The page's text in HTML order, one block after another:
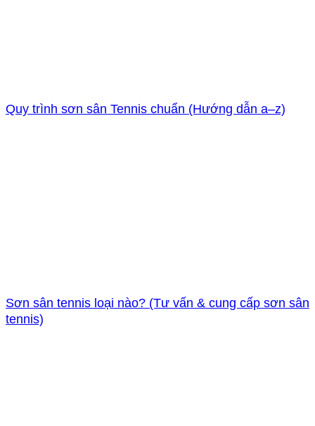
Quy trình sơn sân Tennis chuẩn (Hướng dẫn a–z)
Sơn sân tennis loại nào? (Tư vấn & cung cấp sơn sân
tennis)